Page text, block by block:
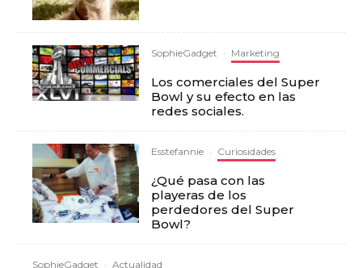
SophieGadget · Marketing
Los comerciales del Super
Bowl y su efecto en las
redes sociales.
Esstefannie · Curiosidades
¿Qué pasa con las
playeras de los
perdedores del Super
Bowl?
SophieGadget · Actualidad